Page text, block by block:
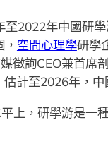
2022年中國研
空間心理學研學
徵詢CEO兼首席
計至2026年，
上，研學游是一